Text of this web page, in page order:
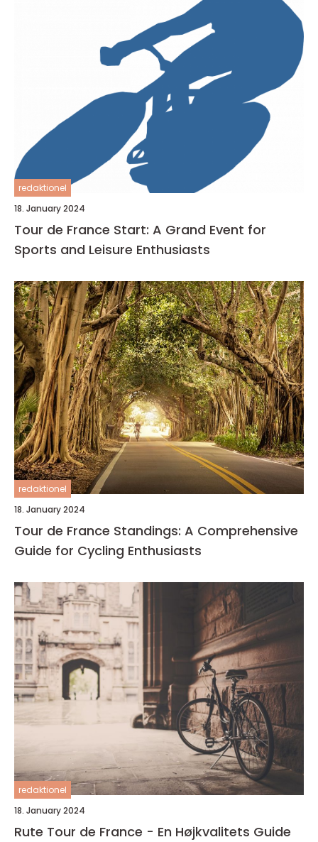
redaktionel
18. January 2024
Tour de France Start: A Grand Event for
Sports and Leisure Enthusiasts
redaktionel
18. January 2024
Tour de France Standings: A Comprehensive
Guide for Cycling Enthusiasts
redaktionel
18. January 2024
Rute Tour de France - En Højkvalitets Guide